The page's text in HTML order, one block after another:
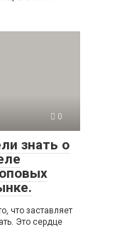
0
знать о
что заставляет
Это сердце